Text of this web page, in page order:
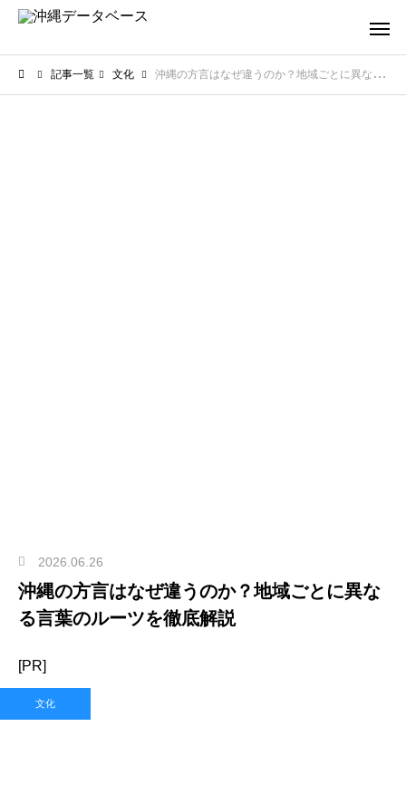
記事一覧 文化 沖縄の方言はなぜ違うのか？地域ごとに異なる言葉のルーツを徹底解説
2026.06.26
沖縄の方言はなぜ違うのか？地域ごとに異な
る言葉のルーツを徹底解説
[PR]
文化